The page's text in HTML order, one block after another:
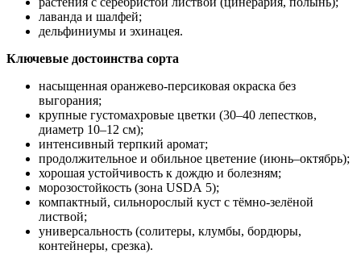
лаванда и шалфей;
дельфиниумы и эхинацея.
Ключевые достоинства сорта
насыщенная оранжево‑персиковая окраска без
выгорания;
крупные густомахровые цветки (30–40 лепестков,
диаметр 10–12 см);
интенсивный терпкий аромат;
продолжительное и обильное цветение (июнь–октябрь);
хорошая устойчивость к дождю и болезням;
морозостойкость (зона USDA 5);
компактный, сильнорослый куст с тёмно‑зелёной
листвой;
универсальность (солитеры, клумбы, бордюры,
контейнеры, срезка).